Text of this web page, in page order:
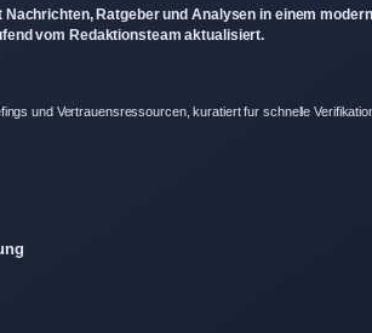
Nachrichten, Ratgeber und Analysen in einem
vom Redaktionsteam aktualisiert.
und Vertrauensressourcen, kuratiert fur schnelle